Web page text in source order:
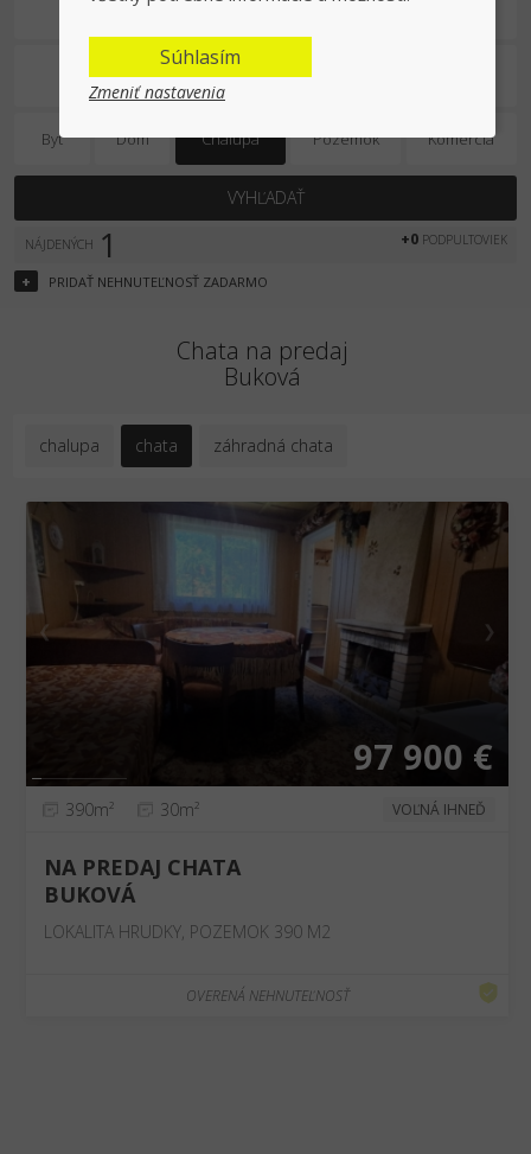
Na predaj
Byt Dom Chalupa Pozemok Komercia
VYHĽADAŤ
NÁJDENÝCH 1 +0 PODPULTOVIEK
+ PRIDAŤ NEHNUTEĽNOSŤ ZADARMO
Chata na predaj
Buková
chalupa chata záhradná chata
❮ ❯
97 900 €
390m² 30m² VOĽNÁ IHNEĎ
NA PREDAJ CHATA
BUKOVÁ
LOKALITA HRUDKY, POZEMOK 390 M2
OVERENÁ NEHNUTEĽNOSŤ
Súhlasím
Zmeniť nastavenia